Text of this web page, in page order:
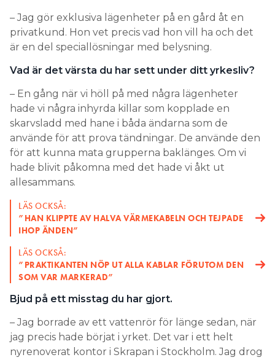
– Jag gör exklusiva lägenheter på en gård åt en
privatkund. Hon vet precis vad hon vill ha och det
är en del speciallösningar med belysning.
Vad är det värsta du har sett under ditt yrkesliv?
– En gång när vi höll på med några lägenheter
hade vi några inhyrda killar som kopplade en
skarvsladd med hane i båda ändarna som de
använde för att prova tändningar. De använde den
för att kunna mata grupperna baklänges. Om vi
hade blivit påkomna med det hade vi åkt ut
allesammans.
LÄS OCKSÅ:
”HAN KLIPPTE AV HALVA VÄRMEKABELN OCH TEJPADE
IHOP ÄNDEN”
LÄS OCKSÅ:
”PRAKTIKANTEN NÖP UT ALLA KABLAR FÖRUTOM DEN
SOM VAR MARKERAD”
Bjud på ett misstag du har gjort.
– Jag borrade av ett vattenrör för länge sedan, när
jag precis hade börjat i yrket. Det var i ett helt
nyrenoverat kontor i Skrapan i Stockholm. Jag drog